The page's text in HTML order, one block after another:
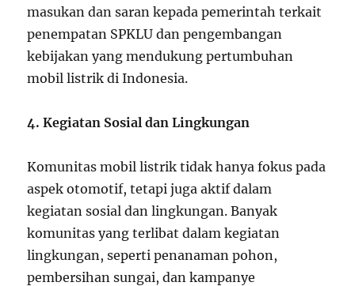
masukan dan saran kepada pemerintah terkait
penempatan SPKLU dan pengembangan
kebijakan yang mendukung pertumbuhan
mobil listrik di Indonesia.
4. Kegiatan Sosial dan Lingkungan
Komunitas mobil listrik tidak hanya fokus pada
aspek otomotif, tetapi juga aktif dalam
kegiatan sosial dan lingkungan. Banyak
komunitas yang terlibat dalam kegiatan
lingkungan, seperti penanaman pohon,
pembersihan sungai, dan kampanye